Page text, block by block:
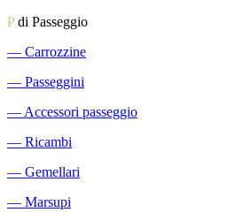
Pdi Passeggio
― Carrozzine
― Passeggini
― Accessori passeggio
― Ricambi
― Gemellari
― Marsupi